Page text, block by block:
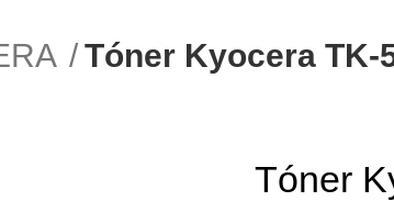
Tóner Kyocera TK-
Tóner